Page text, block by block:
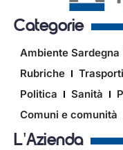
Categorie
Ambiente Sardegna
Rubriche
Trasporti
Politica
Sanità
Comuni e comunità
L'Azienda